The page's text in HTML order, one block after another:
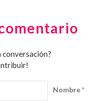
conversación?
Nombre*